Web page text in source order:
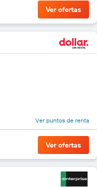
Ver ofertas
Ver puntos de renta
Ver ofertas